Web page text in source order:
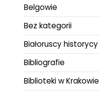
Belgowie
Bez kategorii
Białoruscy historycy
Bibliografie
Biblioteki w Krakowie